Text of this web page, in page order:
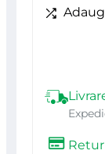
laptop,
buc,
NEO